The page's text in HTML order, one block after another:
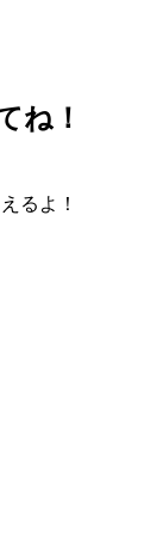
ね！
るよ！